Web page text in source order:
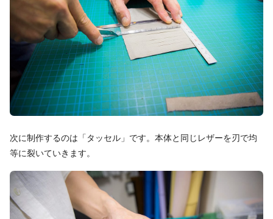
次に制作するのは「タッセル」です。本体と同じレザーを刃で均
等に裂いていきます。